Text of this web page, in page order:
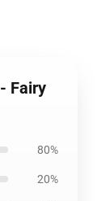
Fairy
80%
20%